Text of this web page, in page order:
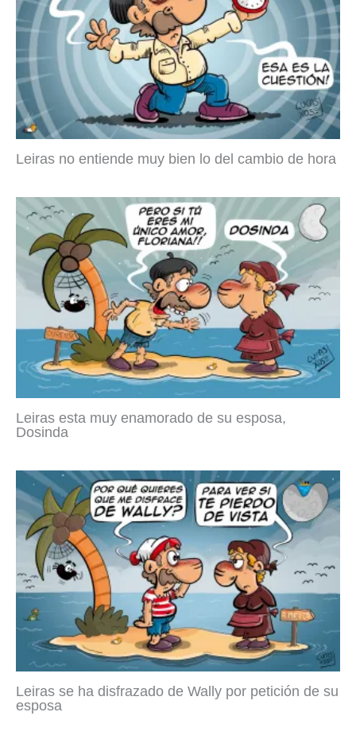
Leiras no entiende muy bien lo del cambio de hora
Leiras esta muy enamorado de su esposa,
Dosinda
Leiras se ha disfrazado de Wally por petición de su
esposa